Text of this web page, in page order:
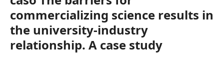
commercializing science results in
the university-industry
relationship. A case study